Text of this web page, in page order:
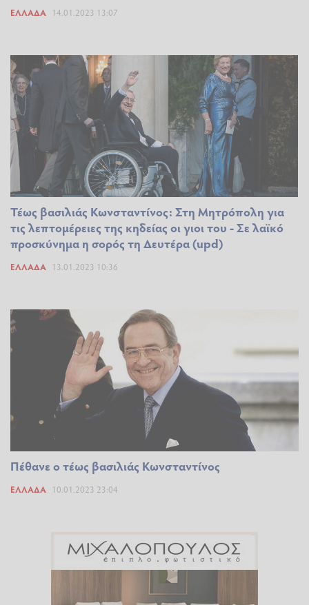
ΕΛΛΆΔΑ 14.01.2023 13:07
Τέως βασιλιάς Κωνσταντίνος: Στη Μητρόπολη για
τις λεπτομέρειες της κηδείας οι γιοι του - Σε λαϊκό
προσκύνημα η σορός τη Δευτέρα (upd)
ΕΛΛΆΔΑ 13.01.2023 10:36
Πέθανε ο τέως βασιλιάς Κωνσταντίνος
ΕΛΛΆΔΑ 10.01.2023 23:04